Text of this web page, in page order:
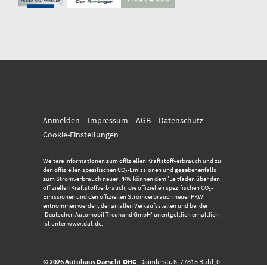
Anmelden Impressum AGB
Datenschutz
Cookie-Einstellungen
Weitere Informationen zum offiziellen Kraftstoffverbrauch und zu
den offiziellen spezifischen CO2-Emissionen und gegebenenfalls
zum Stromverbrauch neuer PKW können dem 'Leitfaden über den
offiziellen Kraftstoffverbrauch, die offiziellen spezifischen CO2-
Emissionen und den offiziellen Stromverbrauch neuer PKW'
entnommen werden, der an allen Verkaufsstellen und bei der
'Deutschen Automobil Treuhand GmbH' unentgeltlich erhältlich
ist unter www.dat.de.
© 2026Autohaus Darscht OHG, Daimlerstr. 6,77815 Bühl,0